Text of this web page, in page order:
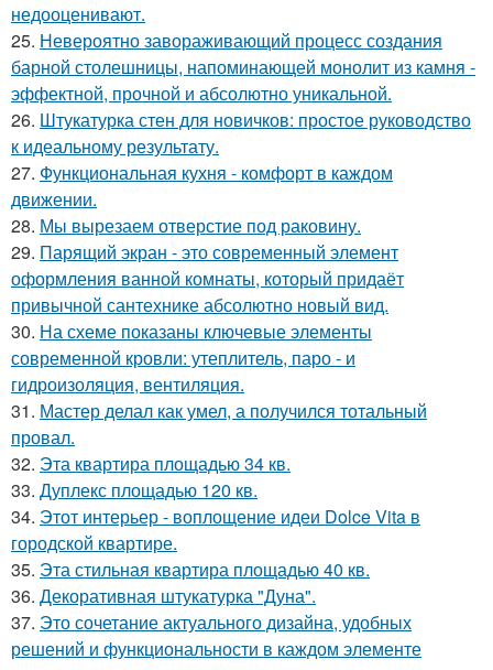
недооценивают.
25. Невероятно завораживающий процесс создания
барной столешницы, напоминающей монолит из камня -
эффектной, прочной и абсолютно уникальной.
26. Штукатурка стен для новичков: простое руководство
к идеальному результату.
27. Функциональная кухня - комфорт в каждом
движении.
28. Мы вырезаем отверстие под раковину.
29. Парящий экран - это современный элемент
оформления ванной комнаты, который придаёт
привычной сантехнике абсолютно новый вид.
30. На схеме показаны ключевые элементы
современной кровли: утеплитель, паро - и
гидроизоляция, вентиляция.
31. Мастер делал как умел, а получился тотальный
провал.
32. Эта квартира площадью 34 кв.
33. Дуплекс площадью 120 кв.
34. Этот интерьер - воплощение идеи Dolce Vita в
городской квартире.
35. Эта стильная квартира площадью 40 кв.
36. Декоративная штукатурка "Дуна".
37. Это сочетание актуального дизайна, удобных
решений и функциональности в каждом элементе